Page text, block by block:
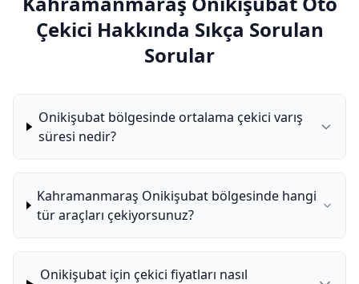
Çekici Hakkında Sıkça Sorulan
Sorular
Onikişubat bölgesinde ortalama çekici varış
süresi nedir?
Kahramanmaraş Onikişubat bölgesinde hangi
tür araçları çekiyorsunuz?
Onikişubat için çekici fiyatları nasıl